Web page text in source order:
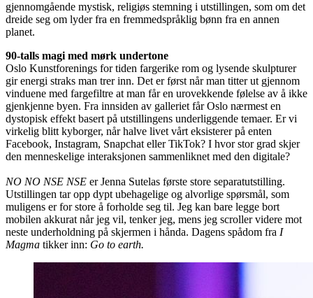
gjennomgående mystisk, religiøs stemning i utstillingen, som om det
dreide seg om lyder fra en fremmedspråklig bønn fra en annen
planet.
90-talls magi med mørk undertone
Oslo Kunstforenings for tiden fargerike rom og lysende skulpturer
gir energi straks man trer inn. Det er først når man titter ut gjennom
vinduene med fargefiltre at man får en urovekkende følelse av å ikke
gjenkjenne byen. Fra innsiden av galleriet får Oslo nærmest en
dystopisk effekt basert på utstillingens underliggende temaer. Er vi
virkelig blitt kyborger, når halve livet vårt eksisterer på enten
Facebook, Instagram, Snapchat eller TikTok? I hvor stor grad skjer
den menneskelige interaksjonen sammenliknet med den digitale?
NO NO NSE NSE er Jenna Sutelas første store separatutstilling.
Utstillingen tar opp dypt ubehagelige og alvorlige spørsmål, som
muligens er for store å forholde seg til. Jeg kan bare legge bort
mobilen akkurat når jeg vil, tenker jeg, mens jeg scroller videre mot
neste underholdning på skjermen i hånda. Dagens spådom fra I
Magma tikker inn: Go to earth.